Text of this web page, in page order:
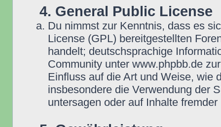
4. General Public License
Du nimmst zur Kenntnis, dass es
License (GPL) bereitgestellten
handelt; deutschsprachige
Community unter www.phpbb.de
Einfluss auf die Art und Weise, wie
insbesondere die Verwendung der
untersagen oder auf Inhalte